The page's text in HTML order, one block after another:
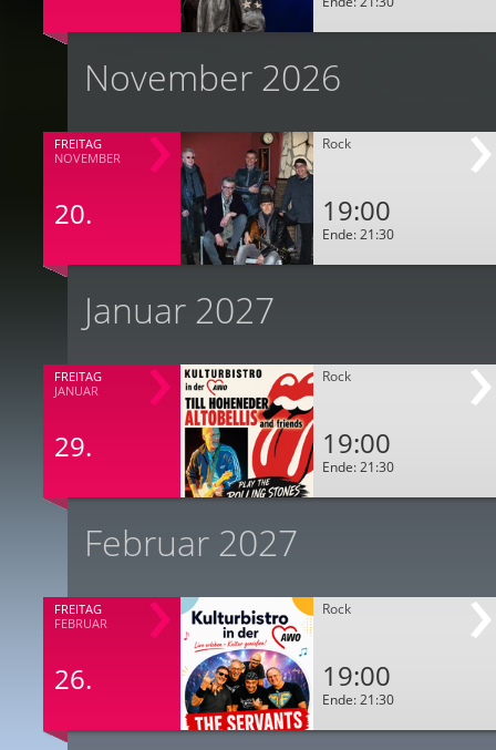
November 2026
FREITAG
NOVEMBER
20.
Rock
19:00
Ende: 21:30
Januar 2027
FREITAG
JANUAR
29.
Rock
19:00
Ende: 21:30
Februar 2027
FREITAG
FEBRUAR
26.
Rock
19:00
Ende: 21:30